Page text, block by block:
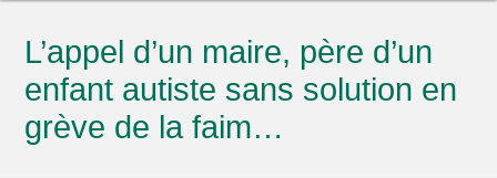
L’appel d’un maire, père d’un
enfant autiste sans solution en
grève de la faim…